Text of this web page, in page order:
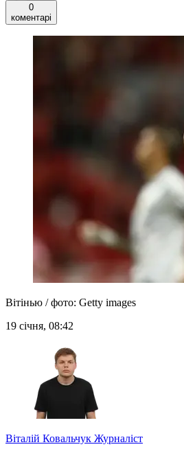
0
коментарі
Вітінью / фото: Getty images
19 січня, 08:42
Віталій Ковальчук Журналіст